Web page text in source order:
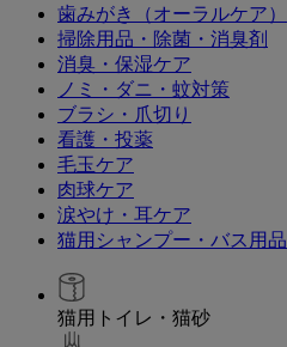
歯みがき（オーラルケア）
掃除用品・除菌・消臭剤
消臭・保湿ケア
ノミ・ダニ・蚊対策
ブラシ・爪切り
看護・投薬
毛玉ケア
肉球ケア
涙やけ・耳ケア
猫用シャンプー・バス用品
猫用トイレ・猫砂